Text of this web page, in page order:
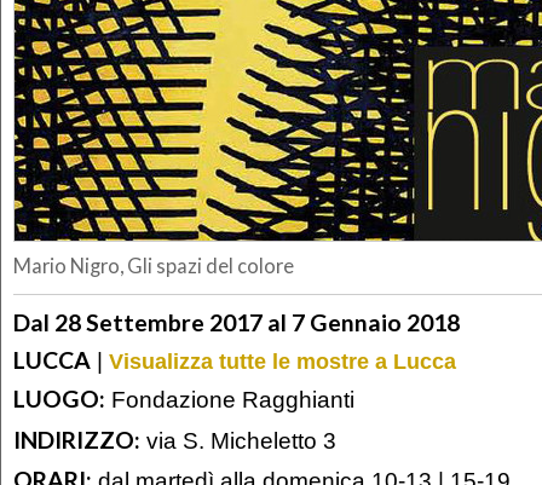
Mario Nigro, Gli spazi del colore
Dal 28 Settembre 2017 al 7 Gennaio 2018
LUCCA | Visualizza tutte le mostre a Lucca
LUOGO: Fondazione Ragghianti
INDIRIZZO: via S. Micheletto 3